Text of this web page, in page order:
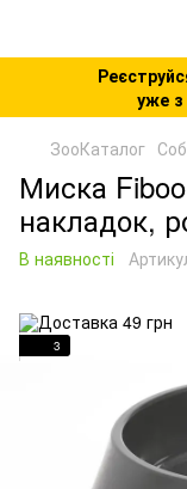
уже
ЗооКаталог
Миска
накладок,
В наявності
3